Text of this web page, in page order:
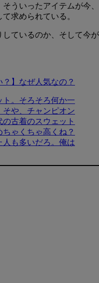
ういったアイテムが今、
求められている。
ているのか、そして今が
？】なぜ人気なの？
。そろそろ何か一
や、チャンピオン
古着のスウェット
ゃくちゃ高くね？
人も多いだろ。俺は